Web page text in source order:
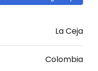
La Ceja
Colombia